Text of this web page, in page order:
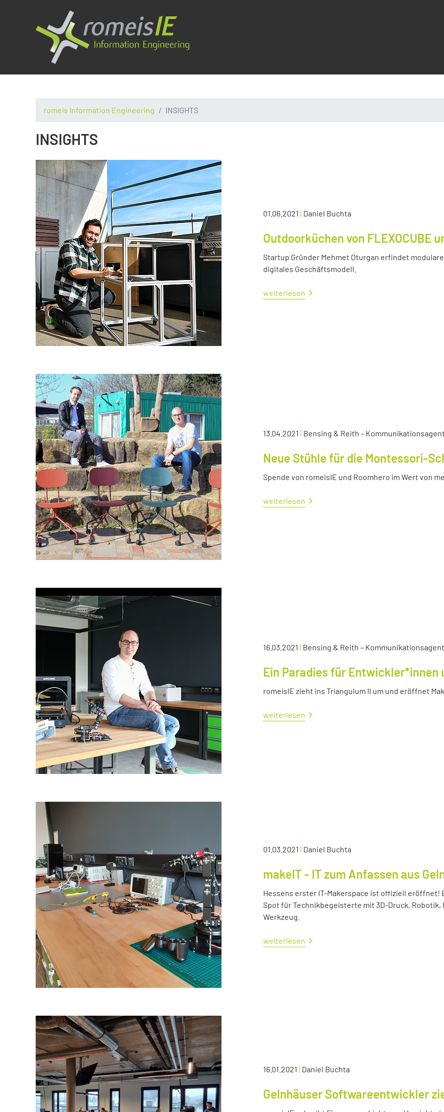
romeis Information Engineering INSIGHTS
INSIGHTS
01.06.2021 | Daniel Buchta
Outdoorküchen von FLEXOCUBE
Startup Gründer Mehmet Oturgan erfindet
digitales Geschäftsmodell.
weiterlesen
13.04.2021 | Bensing & Reith –
Neue Stühle für die Montessori-
Spende von romeisIE und Roomhero im Wert von
weiterlesen
16.03.2021 | Bensing & Reith –
Ein Paradies für Entwickler*innen
romeisIE zieht ins Triangulum II um und eröffnet
weiterlesen
01.03.2021 | Daniel Buchta
makeIT - IT zum Anfassen aus
Hessens erster IT-Makerspace ist offiziell
Spot für Technikbegeisterte mit 3D-Druck,
Werkzeug.
weiterlesen
16.01.2021 | Daniel Buchta
Gelnhäuser Softwareentwickler